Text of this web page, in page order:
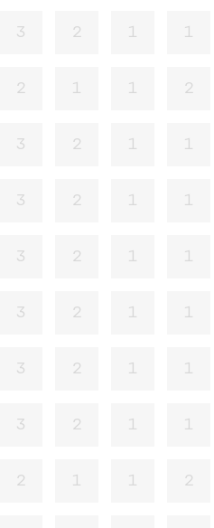
3 2 1 1
2 1 1 2
3 2 1 1
3 2 1 1
3 2 1 1
3 2 1 1
3 2 1 1
3 2 1 1
2 1 1 2